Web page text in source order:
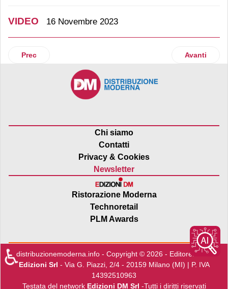
VIDEO 16 Novembre 2023
Articolo precedente: Le nuove confezioni in doypack di
Prec Articolo
Avanti
Chi siamo
Contatti
Privacy & Cookies
Newsletter
Ristorazione Moderna
Technoretail
PLM Awards
distribuzionemoderna.info - Copyright © 2026 - Editore:Edra
Edizioni Srl - Via G. Piazzi, 2/4 - 20159 Milano (MI) | P. IVA
14392510963
Testata del network Edizioni DM Srl -Tutti i diritti riservati